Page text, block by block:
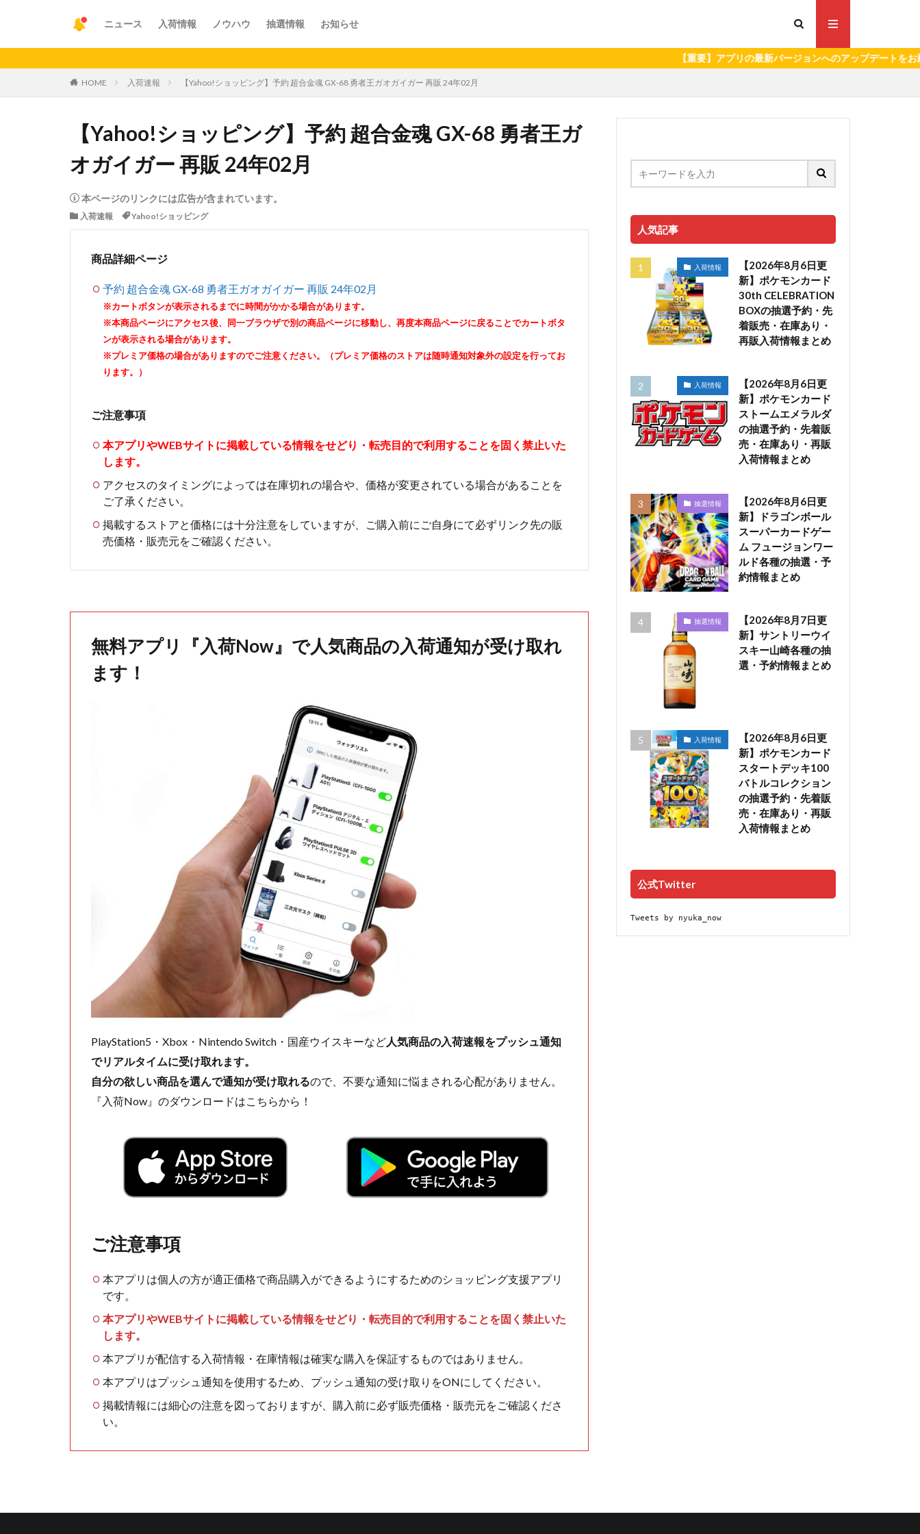
ニュース 入荷情報 ノウハウ 抽選情報 お知らせ
【重要】アプリの最新バージョンへのアップデートをお願いいた
HOME 入荷速報 【Yahoo!ショッピング】予約 超合金魂 GX-68 勇者王ガオガイガー 再販 24年02月
【Yahoo!ショッピング】予約 超合金魂 GX-68 勇者王ガ
オガイガー 再販 24年02月
本ページのリンクには広告が含まれています。
入荷速報 Yahoo!ショッピング
商品詳細ページ
予約 超合金魂 GX-68 勇者王ガオガイガー 再販 24年02月
※カートボタンが表示されるまでに時間がかかる場合があります。
※本商品ページにアクセス後、同一ブラウザで別の商品ページに移動し、再度本商品ページに戻ることでカートボタ
ンが表示される場合があります。
※プレミア価格の場合がありますのでご注意ください。（プレミア価格のストアは随時通知対象外の設定を行ってお
ります。）
ご注意事項
本アプリやWEBサイトに掲載している情報をせどり・転売目的で利用することを固く禁止いた
します。
アクセスのタイミングによっては在庫切れの場合や、価格が変更されている場合があることを
ご了承ください。
掲載するストアと価格には十分注意をしていますが、ご購入前にご自身にて必ずリンク先の販
売価格・販売元をご確認ください。
無料アプリ『入荷Now』で人気商品の入荷通知が受け取れ
ます！
PlayStation5・Xbox・Nintendo Switch・国産ウイスキーなど人気商品の入荷速報をプッシュ通知
でリアルタイムに受け取れます。
自分の欲しい商品を選んで通知が受け取れるので、不要な通知に悩まされる心配がありません。
『入荷Now』のダウンロードはこちらから！
ご注意事項
本アプリは個人の方が適正価格で商品購入ができるようにするためのショッピング支援アプリ
です。
本アプリやWEBサイトに掲載している情報をせどり・転売目的で利用することを固く禁止いた
します。
本アプリが配信する入荷情報・在庫情報は確実な購入を保証するものではありません。
本アプリはプッシュ通知を使用するため、プッシュ通知の受け取りをONにしてください。
掲載情報には細心の注意を図っておりますが、購入前に必ず販売価格・販売元をご確認くださ
い。
人気記事
入荷情報
【2026年8月6日更
新】ポケモンカード
30th CELEBRATION
BOXの抽選予約・先
着販売・在庫あり・
再販入荷情報まとめ
入荷情報
【2026年8月6日更
新】ポケモンカード
ストームエメラルダ
の抽選予約・先着販
売・在庫あり・再販
入荷情報まとめ
抽選情報
【2026年8月6日更
新】ドラゴンボール
スーパーカードゲー
ム フュージョンワー
ルド各種の抽選・予
約情報まとめ
抽選情報
【2026年8月7日更
新】サントリーウイ
スキー山崎各種の抽
選・予約情報まとめ
入荷情報
【2026年8月6日更
新】ポケモンカード
スタートデッキ100
バトルコレクション
の抽選予約・先着販
売・在庫あり・再販
入荷情報まとめ
公式Twitter
Tweets by nyuka_now